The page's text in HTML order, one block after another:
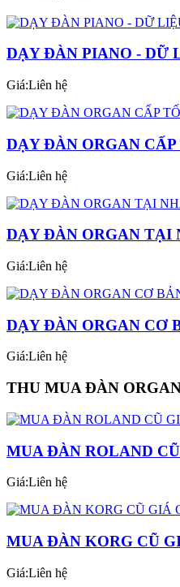
DẠY ĐÀN PIANO - DỮ
Giá:Liên hệ
DẠY ĐÀN ORGAN CẤP
Giá:Liên hệ
DẠY ĐÀN ORGAN TẠI
Giá:Liên hệ
DẠY ĐÀN ORGAN CƠ
Giá:Liên hệ
THU MUA ĐÀN
MUA ĐÀN ROLAND
Giá:Liên hệ
MUA ĐÀN KORG CŨ
Giá:Liên hệ